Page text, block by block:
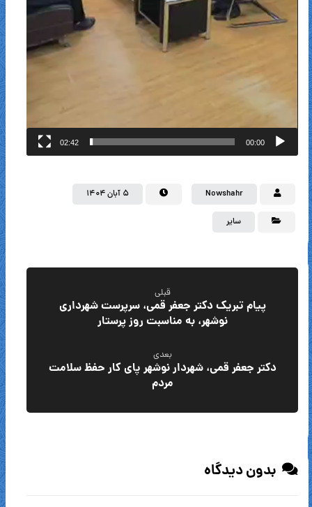
00:00
02:42
Nowshahr ۵ آبان ۱۴۰۴
سایر
قبلی
پیام تبریک دکتر جعفر قمی، سرپرست شهرداری
نوشهر، به مناسبت روز پرستار
بعدی
دکتر جعفر قمی، شهردار نوشهر پای کار حفظ سلامت
مردم
بدون دیدگاه